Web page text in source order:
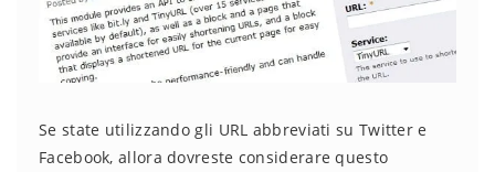
Se state utilizzando gli URL abbreviati su Twitter e
Facebook, allora dovreste considerare questo